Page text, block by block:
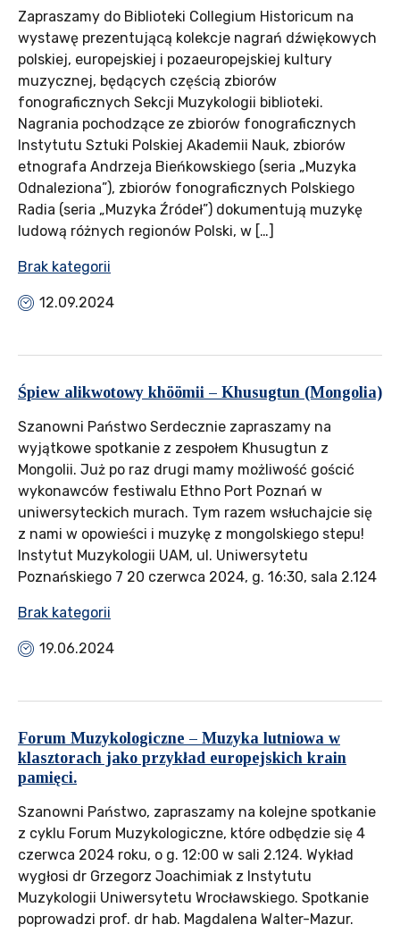
Zapraszamy do Biblioteki Collegium Historicum na
wystawę prezentującą kolekcje nagrań dźwiękowych
polskiej, europejskiej i pozaeuropejskiej kultury
muzycznej, będących częścią zbiorów
fonograficznych Sekcji Muzykologii biblioteki.
Nagrania pochodzące ze zbiorów fonograficznych
Instytutu Sztuki Polskiej Akademii Nauk, zbiorów
etnografa Andrzeja Bieńkowskiego (seria „Muzyka
Odnaleziona”), zbiorów fonograficznych Polskiego
Radia (seria „Muzyka Źródeł”) dokumentują muzykę
ludową różnych regionów Polski, w […]
Brak kategorii
12.09.2024
Śpiew alikwotowy khöömii – Khusugtun (Mongolia)
Szanowni Państwo Serdecznie zapraszamy na
wyjątkowe spotkanie z zespołem Khusugtun z
Mongolii. Już po raz drugi mamy możliwość gościć
wykonawców festiwalu Ethno Port Poznań w
uniwersyteckich murach. Tym razem wsłuchajcie się
z nami w opowieści i muzykę z mongolskiego stepu!
Instytut Muzykologii UAM, ul. Uniwersytetu
Poznańskiego 7 20 czerwca 2024, g. 16:30, sala 2.124
Brak kategorii
19.06.2024
Forum Muzykologiczne – Muzyka lutniowa w
klasztorach jako przykład europejskich krain
pamięci.
Szanowni Państwo, zapraszamy na kolejne spotkanie
z cyklu Forum Muzykologiczne, które odbędzie się 4
czerwca 2024 roku, o g. 12:00 w sali 2.124. Wykład
wygłosi dr Grzegorz Joachimiak z Instytutu
Muzykologii Uniwersytetu Wrocławskiego. Spotkanie
poprowadzi prof. dr hab. Magdalena Walter-Mazur.